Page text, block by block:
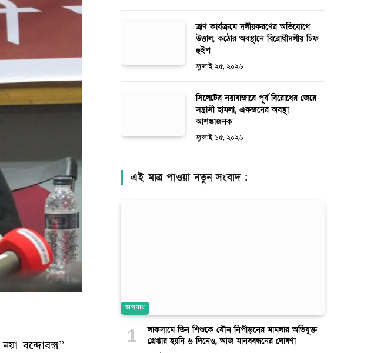
বন্দোবস্তু”
ত্রাণ কার্যক্রমে দলীয়করণের অভিযোগে
উত্তাল, কঠোর অবস্থানে বিরোধীদলীয় চিফ
হুইপ
জুলাই ২৫, ২০২৬
সিলেটের নয়াবাজারে পূর্ব বিরোধের জেরে
সন্ত্রাসী হামলা, একজনের অবস্থা
আশঙ্কাজনক
জুলাই ১৫, ২০২৬
এই মাত্র পাওয়া নতুন সংবাদ :
অপরাধ
লাকসামে তিন শিশুকে যৌন নিপীড়নের মামলার অভিযুক্ত
গ্রেপ্তার হয়নি ৬ দিনেও, আজ মানববন্ধনের ঘোষণা